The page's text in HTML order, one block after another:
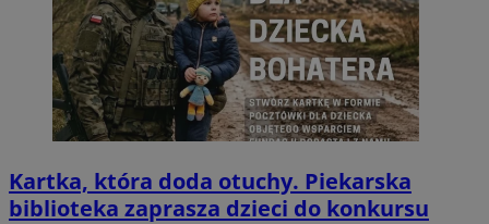
Kartka, która doda otuchy. Piekarska
biblioteka zaprasza dzieci do konkursu